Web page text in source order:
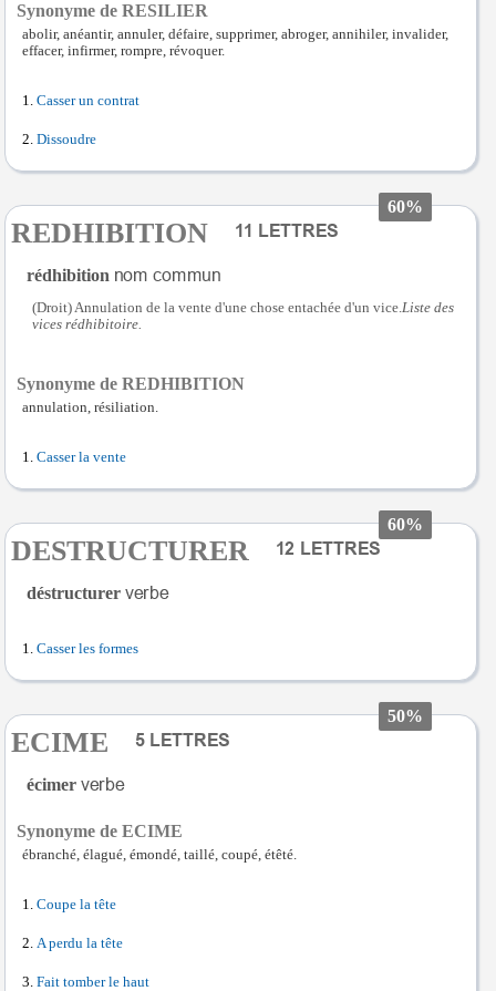
Synonyme de RESILIER
abolir, anéantir, annuler, défaire, supprimer, abroger, annihiler, invalider,
effacer, infirmer, rompre, révoquer.
Casser un contrat
Dissoudre
60%
REDHIBITION
rédhibition
(Droit) Annulation de la vente d'une chose entachée d'un vice. Liste des
vices rédhibitoire.
Synonyme de REDHIBITION
annulation, résiliation.
Casser la vente
60%
DESTRUCTURER
déstructurer
Casser les formes
50%
ECIME
écimer
Synonyme de ECIME
ébranché, élagué, émondé, taillé, coupé, étêté.
Coupe la tête
A perdu la tête
Fait tomber le haut